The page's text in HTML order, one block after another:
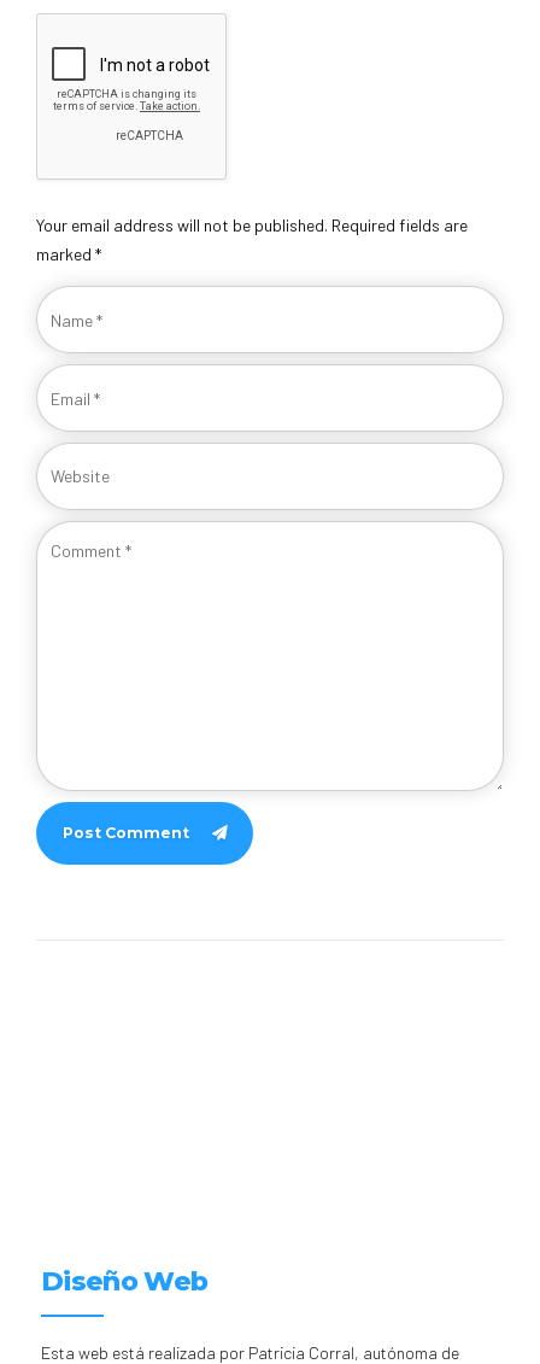
Your email address will not be published. Required fields are
marked *
Post Comment
Diseño Web
Esta web está realizada por Patricia Corral, autónoma de